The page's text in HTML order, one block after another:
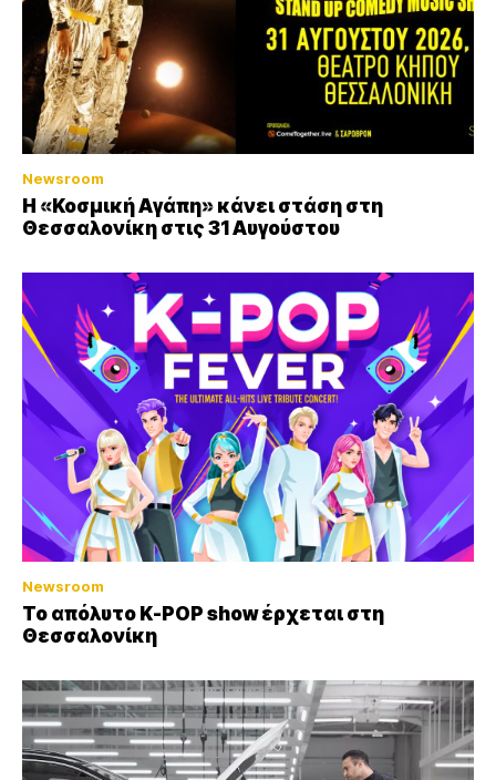
Newsroom
Η «Κοσμική Αγάπη» κάνει στάση στη
Θεσσαλονίκη στις 31 Αυγούστου
Newsroom
Το απόλυτο K-POP show έρχεται στη
Θεσσαλονίκη